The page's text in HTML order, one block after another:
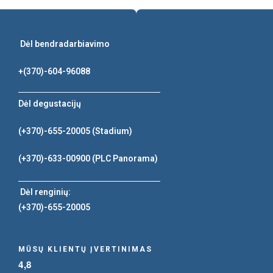
Dėl bendradarbiavimo
+(370)-604-96088
Dėl degustacijų
(+370)-655-20005 (Stadium)
(+370)-633-00900 (PLC Panorama)
Dėl renginių:
(+370)-655-20005
MŪSŲ KLIENTŲ ĮVERTINIMAS
4,8